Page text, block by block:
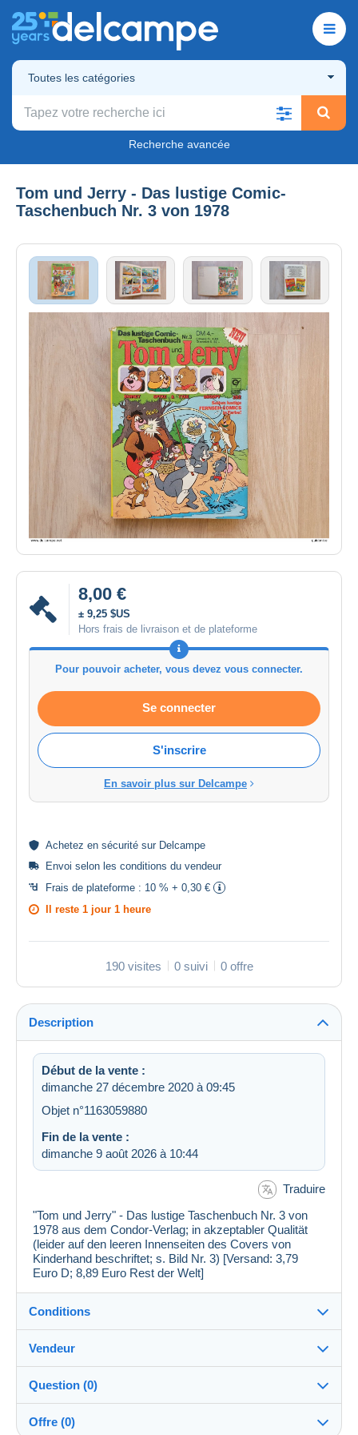
Toutes les catégories
Recherche avancée
Tom und Jerry - Das lustige Comic-
Taschenbuch Nr. 3 von 1978
8,00 €
± 9,25 $US
Hors frais de livraison et de plateforme
Pour pouvoir acheter, vous devez vous connecter.
Se connecter
S'inscrire
En savoir plus sur Delcampe
Achetez en sécurité sur Delcampe
Envoi selon les conditions du vendeur
Frais de plateforme : 10 % + 0,30 €
Il reste 1 jour 1 heure
190 visites 0 suivi 0 offre
Description
Début de la vente :
dimanche 27 décembre 2020 à 09:45
Objet n°1163059880
Fin de la vente :
dimanche 9 août 2026 à 10:44
Traduire
"Tom und Jerry" - Das lustige Taschenbuch Nr. 3 von
1978 aus dem Condor-Verlag; in akzeptabler Qualität
(leider auf den leeren Innenseiten des Covers von
Kinderhand beschriftet; s. Bild Nr. 3) [Versand: 3,79
Euro D; 8,89 Euro Rest der Welt]
Conditions
Destination :
Voir la liste des pays
Expédition :
Envoi après paiement
Vendeur
guidonice100%(228x)
Question (0)
Offre (0)